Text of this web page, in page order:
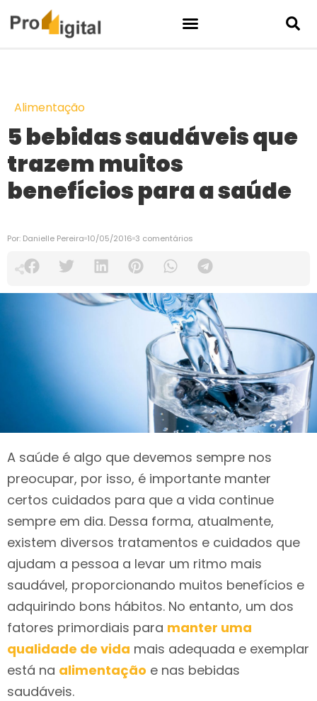
Alimentação
5 bebidas saudáveis que
trazem muitos
benefícios para a saúde
Por: Danielle Pereira 10/05/2016 3 comentários
A saúde é algo que devemos sempre nos
preocupar, por isso, é importante manter
certos cuidados para que a vida continue
sempre em dia. Dessa forma, atualmente,
existem diversos tratamentos e cuidados que
ajudam a pessoa a levar um ritmo mais
saudável, proporcionando muitos benefícios e
adquirindo bons hábitos. No entanto, um dos
fatores primordiais para manter uma
qualidade de vida mais adequada e exemplar
está na alimentação e nas bebidas
saudáveis.